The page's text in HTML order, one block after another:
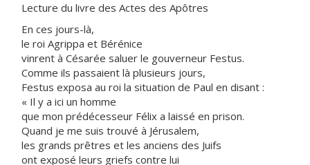
Lecture du livre des Actes des Apôtres
En ces jours-là,
le roi Agrippa et Bérénice
vinrent à Césarée saluer le gouverneur Festus.
Comme ils passaient là plusieurs jours,
Festus exposa au roi la situation de Paul en disant :
« Il y a ici un homme
que mon prédécesseur Félix a laissé en prison.
Quand je me suis trouvé à Jérusalem,
les grands prêtres et les anciens des Juifs
ont exposé leurs griefs contre lui